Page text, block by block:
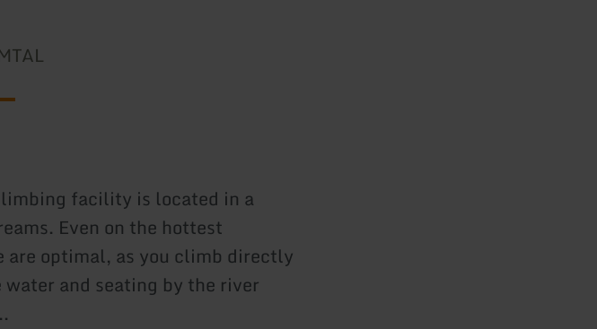
facility is located in a
Even on the hottest
are optimal, as you climb directly
and seating by the river